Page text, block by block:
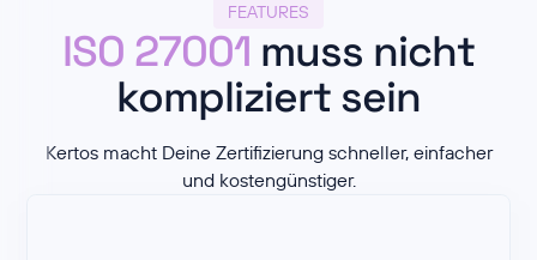
FEATURES
ISO 27001 muss nicht
kompliziert sein
Kertos macht Deine Zertifizierung schneller, einfacher
und kostengünstiger.